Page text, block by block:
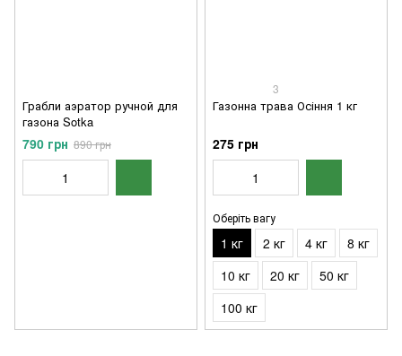
Грабли аэратор ручной для
газона Sotka
790 грн 890 грн
3
Газонна трава Осіння 1 кг
275 грн
Оберіть вагу
1 кг 2 кг 4 кг
8 кг
10 кг
20 кг
50 кг
100 кг